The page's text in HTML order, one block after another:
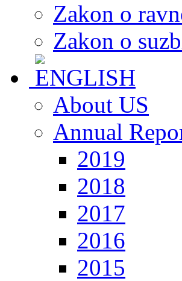
Zakon o
Zakon o
About US
Annual
2019
2018
2017
2016
2015